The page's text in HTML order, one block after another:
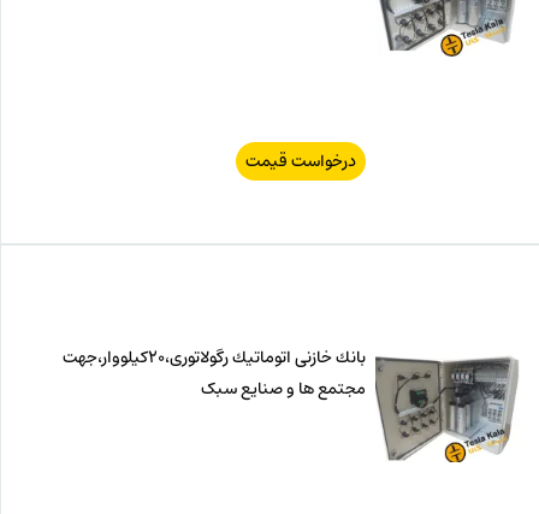
درخواست قیمت
بانك خازنی اتوماتیك رگولاتوری،20كیلووار،جهت
مجتمع ها و صنایع سبک